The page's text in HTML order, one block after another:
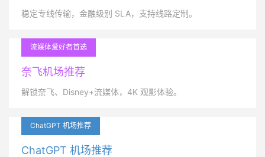
稳定专线传输，金融级别 SLA，支持线路定制。
流媒体爱好者首选
奈飞机场推荐
解锁奈飞、Disney+流媒体，4K 观影体验。
ChatGPT 机场推荐
ChatGPT 机场推荐